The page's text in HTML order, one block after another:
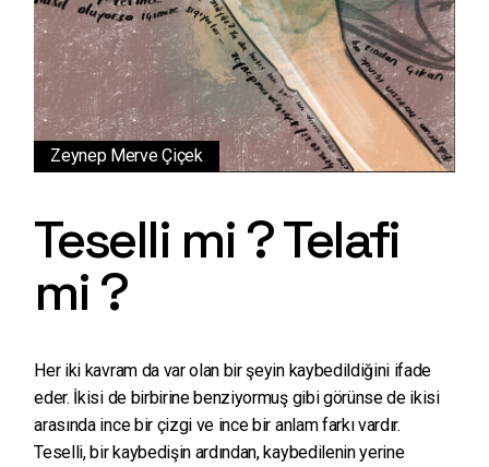
Zeynep Merve Çiçek
Teselli mi ? Telafi
mi ?
Her iki kavram da var olan bir şeyin kaybedildiğini ifade
eder. İkisi de birbirine benziyormuş gibi görünse de ikisi
arasında ince bir çizgi ve ince bir anlam farkı vardır.
Teselli, bir kaybedişin ardından, kaybedilenin yerine